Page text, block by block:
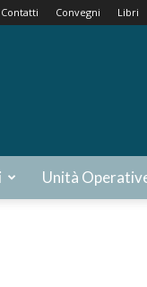
Contatti Convegni Libri
Unità